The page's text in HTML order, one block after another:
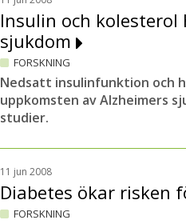
Insulin och kolesterol
sjukdom
FORSKNING
Nedsatt insulinfunktion och
uppkomsten av Alzheimers
studier.
11 jun 2008
Diabetes ökar risken
FORSKNING